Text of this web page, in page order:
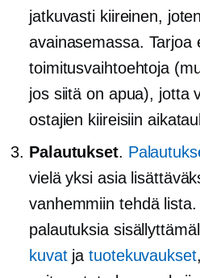
jatkuvasti kiireinen,
avainasemassa. Tarjoa
toimitusvaihtoehtoja
jos siitä on apua), jotta
ostajien kiireisiin
Palautukset.
vielä yksi asia
vanhemmiin tehdälista.
palautuksia
kuvatjatuotekuvaukset